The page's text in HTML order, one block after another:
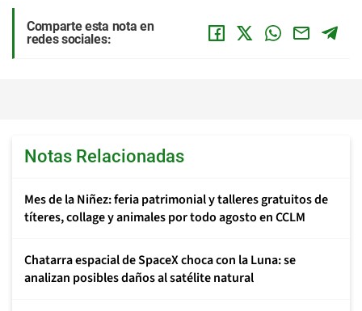
Comparte esta nota en
redes sociales:
Notas Relacionadas
Mes de la Niñez: feria patrimonial y talleres gratuitos de
títeres, collage y animales por todo agosto en CCLM
Chatarra espacial de SpaceX choca con la Luna: se
analizan posibles daños al satélite natural